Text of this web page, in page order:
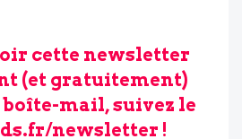
cette newsletter
(et gratuitement)
mail, suivez le
newsletter !